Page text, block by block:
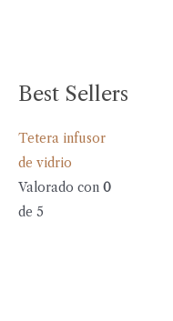
Best Sellers
Tetera infusor
de vidrio
Valorado con 0
de 5